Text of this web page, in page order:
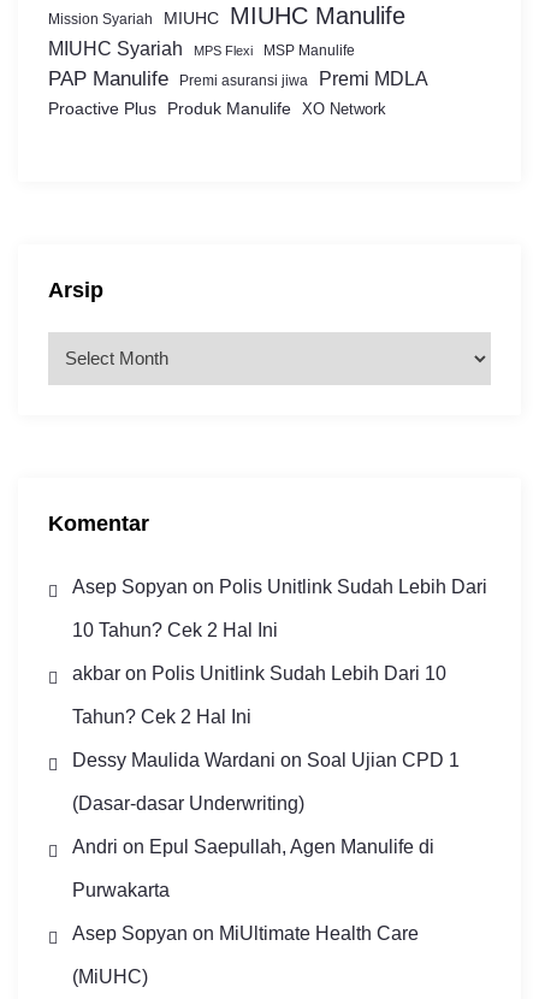
Mission Syariah MIUHC MIUHC Manulife
MIUHC Syariah MPS Flexi MSP Manulife
PAP Manulife Premi asuransi jiwa Premi MDLA
Proactive Plus Produk Manulife XO Network
Arsip
Komentar
Asep Sopyan on Polis Unitlink Sudah Lebih Dari
10 Tahun? Cek 2 Hal Ini
akbaron Polis Unitlink Sudah Lebih Dari 10
Tahun? Cek 2 Hal Ini
Dessy Maulida Wardani on Soal Ujian CPD 1
(Dasar-dasar Underwriting)
Andri on Epul Saepullah, Agen Manulife di
Purwakarta
Asep Sopyan on MiUltimate Health Care
(MiUHC)